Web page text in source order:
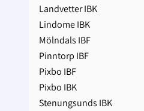
Landvetter IBK
Lindome IBK
Mölndals IBF
Pinntorp IBF
Pixbo IBF
Pixbo IBK
Stenungsunds IBK